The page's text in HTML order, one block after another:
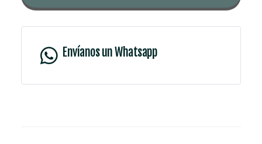
Envíanos un Whatsapp